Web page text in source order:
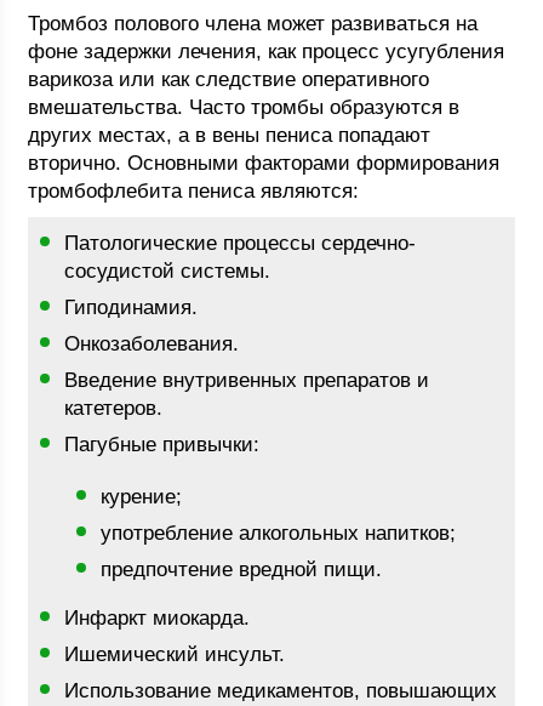
Тромбоз полового члена может развиваться на
фоне задержки лечения, как процесс усугубления
варикоза или как следствие оперативного
вмешательства. Часто тромбы образуются в
других местах, а в вены пениса попадают
вторично. Основными факторами формирования
тромбофлебита пениса являются:
Патологические процессы сердечно-
сосудистой системы.
Гиподинамия.
Онкозаболевания.
Введение внутривенных препаратов и
катетеров.
Пагубные привычки:
курение;
употребление алкогольных напитков;
предпочтение вредной пищи.
Инфаркт миокарда.
Ишемический инсульт.
Использование медикаментов, повышающих